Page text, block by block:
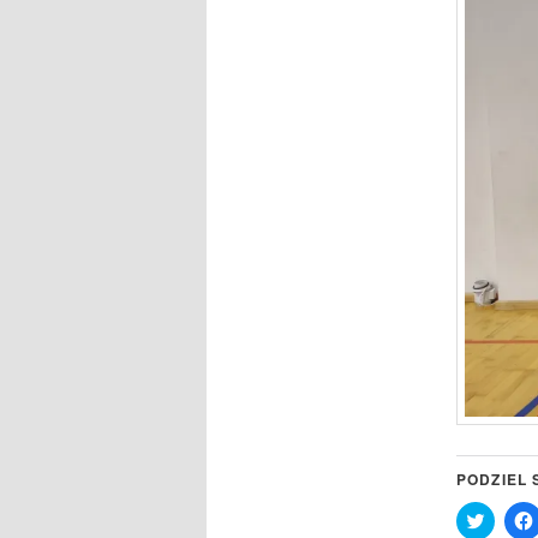
PODZIEL
Click
to